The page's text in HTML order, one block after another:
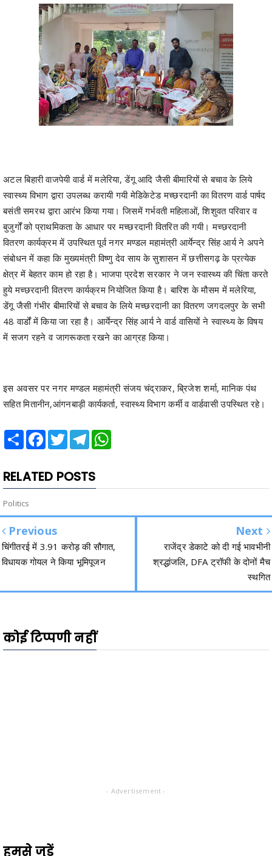
अटल बिहारी वाजपेयी वार्ड में मलेरिया, डेंगू आदि जैसी बीमारियों से बचाव के लिये
स्वास्थ्य विभाग द्वारा उपलब्ध करायी गयी मेडिकेटेड मच्छरदानी का वितरण वार्ड पार्षद
बसंती समरथ द्वारा आरंभ किया गया। जिसमें गर्भवती महिलाओं, शिशुवत परिवार व
बुजुर्गों को प्राथमिकता के आधार पर मच्छरदानी वितरित की गयी। मच्छरदानी
वितरण कार्यक्रम में उपस्थित पूर्व नगर मण्डल महामंत्री आर्येन्द्र सिंह आर्य ने अपने
संबोधन में कहा कि मुख्यमंत्री विष्णु देव साय के सुशासन में छत्तीसगढ़ के प्रत्येक
क्षेत्र में बेहतर काम हो रहा है। भाजपा प्रदेश सरकार ने जन स्वास्थ्य की चिंता करते
हुये मच्छरदानी वितरण कार्यक्रम नियोजित किया है। बारिश के मौसम में मलेरिया,
डेंगू जैसी गंभीर बीमारियों से बचाव के लिये मच्छरदानी का वितरण जगदलपुर के सभी
48 वार्डों में किया जा रहा है। आर्येन्द्र सिंह आर्य ने वार्ड वासियों ने स्वास्थ्य के विषय
में सजग रहने व जागरूकता रखने का आग्रह किया।
इस अवसर पर नगर मण्डल महामंत्री संजय चंद्राकर, ब्रिजेश शर्मा, मानिक पंथ
सहित मितानीन,आंगनबाड़ी कार्यकर्ता, स्वास्थ्य विभाग कर्मी व वार्डवासी उपस्थित रहे।
Share Facebook
TwitterTelegram
RELATED POSTS
Politics
Previous
चिंगीतरई में 3.91 करोड़ की सौगात,
विधायक गोयल ने किया भूमिपूजन
Next
राजेंद्र डेकाटे को दी गई भावभीनी
श्रद्धांजलि, DFA ट्रॉफी के दोनों मैच
स्थगित
कोई टिप्पणी नहीं
- Advertisement -
हमसे जुड़ें